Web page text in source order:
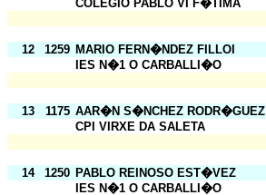
COLEGIO PABLO VI F�TIMA
12
1259 MARIO FERN�NDEZ FILLOI
IES N�1 O CARBALLI�O
13
1175 AAR�N S�NCHEZ RODR�GUEZ
CPI VIRXE DA SALETA
14
1250 PABLO REINOSO EST�VEZ
IES N�1 O CARBALLI�O